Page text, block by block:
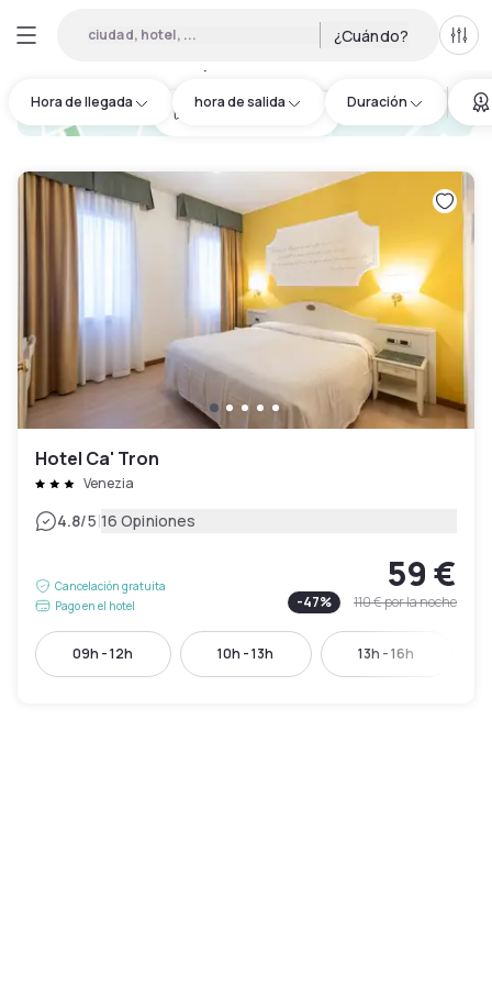
ciudad, hotel, ... ¿Cuándo?
Hora de llegada hora de salida Duración
hotel.cta.view_map
Hotel Ca' Tron
Venezia
4.8/5|16 Opiniones
Cancelación gratuita
Pago en el hotel
59 €
-47% 110 €por la noche
09h - 12h 10h - 13h 13h - 16h